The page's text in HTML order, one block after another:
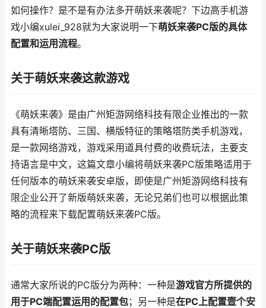
如何操作？是不是有办法多开萌妖来袭呢？下边高手机游
戏小编xulei_928就为大家说明一下萌妖来袭PC版的具体
配置和运用流程。
关于萌妖来袭这款游戏
《萌妖来袭》是由广州矩游网络科技有限企业推出的一款
具有清晰塔防、三国、横版特征的策略塔防类手机游戏，
是一款网络游戏，游戏采用道具付费的收费玩法，主要支
持语言是中文，这篇文章小编将萌妖来袭PC版策略适用于
任何版本的萌妖来袭安卓版，即使是广州矩游网络科技有
限企业公开了新版萌妖来袭，无论兄弟们也可以根据此策
略的流程来下载配置萌妖来袭PC版。
关于萌妖来袭PC版
通常大家所说的PC版分为两种：一种是游戏官方所提供的
用于PC端配置运用的配置包；另一种是在PC上配置壹个安